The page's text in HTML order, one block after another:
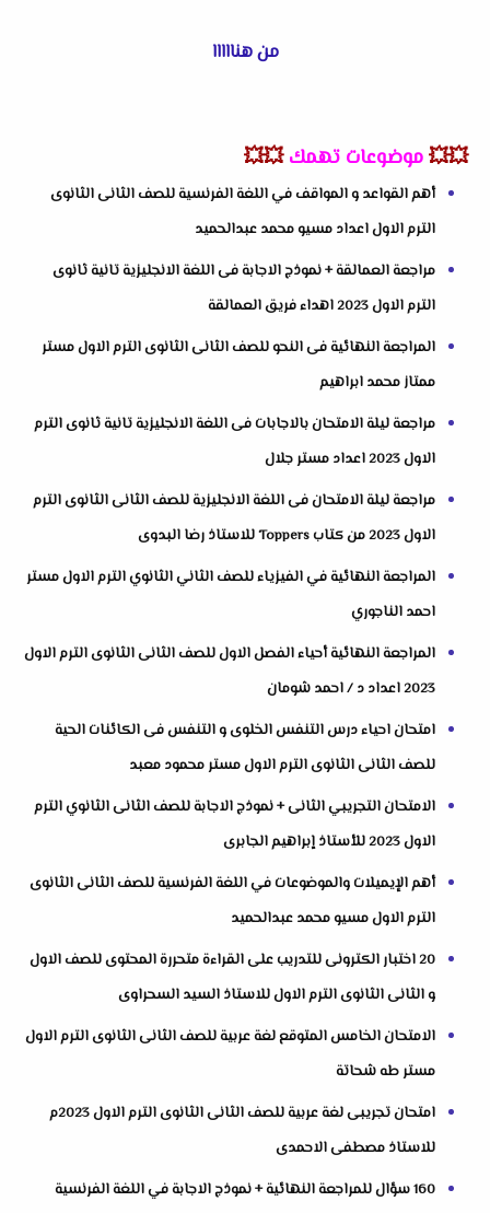
من هنااااا
💥💥موضوعات تهمك 💥💥
أهم القواعد و المواقف في اللغة الفرنسية للصف الثانى الثانوى
الترم الاول اعداد مسيو محمد عبدالحميد
مراجعة العمالقة + نموذج الاجابة فى اللغة الانجليزية تانية ثانوى
الترم الاول 2023 اهداء فريق العمالقة
المراجعة النهائية فى النحو للصف الثانى الثانوى الترم الاول مستر
ممتاز محمد ابراهيم
مراجعة ليلة الامتحان بالاجابات فى اللغة الانجليزية تانية ثانوى الترم
الاول 2023 اعداد مستر جلال
مراجعة ليلة الامتحان فى اللغة الانجليزية للصف الثانى الثانوى الترم
الاول 2023 من كتاب Toppers للاستاذ رضا البدوى
المراجعة النهائية في الفيزياء للصف الثاني الثانوي الترم الاول مستر
احمد الناجوري
المراجعة النهائية أحياء الفصل الاول للصف الثانى الثانوى الترم الاول
2023 اعداد د / احمد شومان
امتحان احياء درس التنفس الخلوى و التنفس فى الكائنات الحية
للصف الثانى الثانوى الترم الاول مستر محمود معبد
الامتحان التجريبي الثانى + نموذج الاجابة للصف الثانى الثانوي الترم
الاول 2023 للأستاذ إبراهيم الجابرى
أهم الإيميلات والموضوعات في اللغة الفرنسية للصف الثانى الثانوى
الترم الاول مسيو محمد عبدالحميد
20 اختبار الكترونى للتدريب على القراءة متحررة المحتوى للصف الاول
و الثانى الثانوى الترم الاول للاستاذ السيد السحراوى
الامتحان الخامس المتوقع لغة عربية للصف الثانى الثانوى الترم الاول
مستر طه شحاتة
امتحان تجريبى لغة عربية للصف الثانى الثانوى الترم الاول 2023م
للاستاذ مصطفى الاحمدى
160 سؤال للمراجعة النهائية + نموذج الاجابة في اللغة الفرنسية